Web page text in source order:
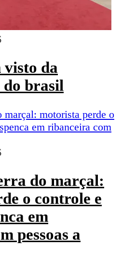
visto da
do brasil
do marçal:
o controle e
em
pessoas a